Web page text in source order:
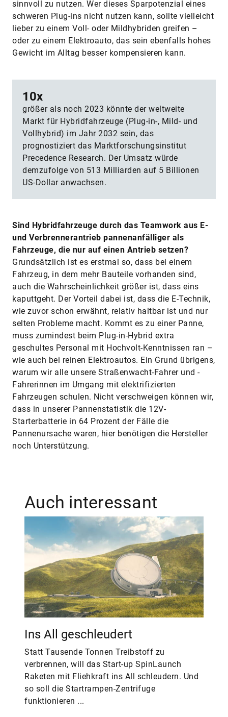
sinnvoll zu nutzen. Wer dieses Sparpotenzial eines
schweren Plug-ins nicht nutzen kann, sollte vielleicht
lieber zu einem Voll- oder Mildhybriden greifen –
oder zu einem Elektroauto, das sein ebenfalls hohes
Gewicht im Alltag besser kompensieren kann.
10x
größer als noch 2023 könnte der weltweite
Markt für Hybridfahrzeuge (Plug-in-, Mild- und
Vollhybrid) im Jahr 2032 sein, das
prognostiziert das Marktforschungsinstitut
Precedence Research. Der Umsatz würde
demzufolge von 513 Milliarden auf 5 Billionen
US-Dollar anwachsen.
Sind Hybridfahrzeuge durch das Teamwork aus E-
und Verbrennerantrieb pannenanfälliger als
Fahrzeuge, die nur auf einen Antrieb setzen?
Grundsätzlich ist es erstmal so, dass bei einem
Fahrzeug, in dem mehr Bauteile vorhanden sind,
auch die Wahrscheinlichkeit größer ist, dass eins
kaputtgeht. Der Vorteil dabei ist, dass die E-Technik,
wie zuvor schon erwähnt, relativ haltbar ist und nur
selten Probleme macht. Kommt es zu einer Panne,
muss zumindest beim Plug-in-Hybrid extra
geschultes Personal mit Hochvolt-Kenntnissen ran –
wie auch bei reinen Elektroautos. Ein Grund übrigens,
warum wir alle unsere Straßenwacht-Fahrer und -
Fahrerinnen im Umgang mit elektrifizierten
Fahrzeugen schulen. Nicht verschweigen können wir,
dass in unserer Pannenstatistik die 12V-
Starterbatterie in 64 Prozent der Fälle die
Pannenursache waren, hier benötigen die Hersteller
noch Unterstützung.
Auch interessant
Ins All geschleudert
Statt Tausende Tonnen Treibstoff zu
verbrennen, will das Start-up SpinLaunch
Raketen mit Fliehkraft ins All schleudern. Und
so soll die Startrampen-Zentrifuge
funktionieren ...